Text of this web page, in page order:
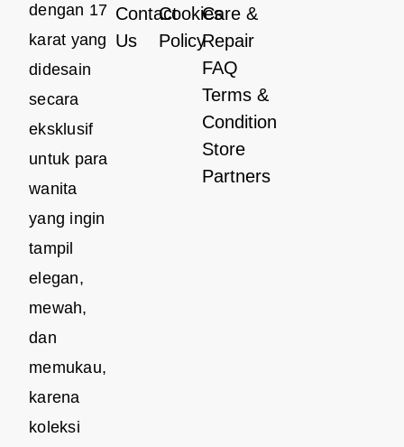
dengan 17
karat yang
didesain
secara
eksklusif
untuk para
wanita
yang ingin
tampil
elegan,
mewah,
dan
memukau,
karena
koleksi
Contact
Us
Cookies
Policy
Care &
Repair
FAQ
Terms &
Condition
Store
Partners